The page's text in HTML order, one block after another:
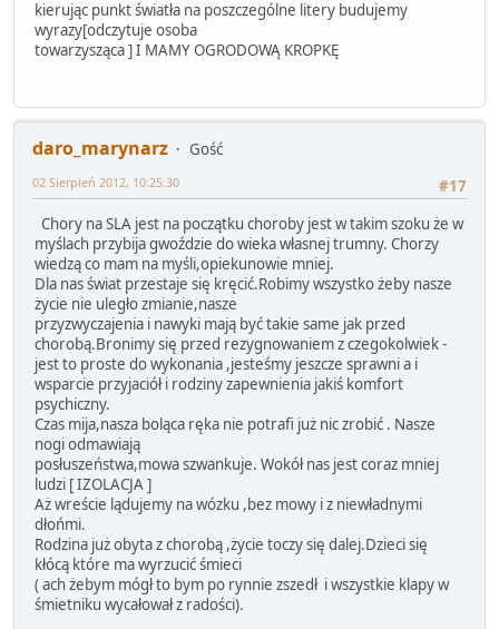
kierując punkt światła na poszczególne litery budujemy
wyrazy[odczytuje osoba
towarzysząca ] I MAMY OGRODOWĄ KROPKĘ
daro_marynarz
Gość
#17
02 Sierpień 2012, 10:25:30
Chory na SLA jest na początku choroby jest w takim szoku że w
myślach przybija gwoździe do wieka własnej trumny. Chorzy
wiedzą co mam na myśli,opiekunowie mniej.
Dla nas świat przestaje się kręcić.Robimy wszystko żeby nasze
życie nie uległo zmianie,nasze
przyzwyczajenia i nawyki mają być takie same jak przed
chorobą.Bronimy się przed rezygnowaniem z czegokolwiek -
jest to proste do wykonania ,jesteśmy jeszcze sprawni a i
wsparcie przyjaciół i rodziny zapewnienia jakiś komfort
psychiczny.
Czas mija,nasza boląca ręka nie potrafi już nic zrobić . Nasze
nogi odmawiają
posłuszeństwa,mowa szwankuje. Wokół nas jest coraz mniej
ludzi [ IZOLACJA ]
Aż wreście lądujemy na wózku ,bez mowy i z niewładnymi
dłońmi.
Rodzina już obyta z chorobą ,życie toczy się dalej.Dzieci się
kłócą które ma wyrzucić śmieci
( ach żebym mógł to bym po rynnie zszedł i wszystkie klapy w
śmietniku wycałował z radości).